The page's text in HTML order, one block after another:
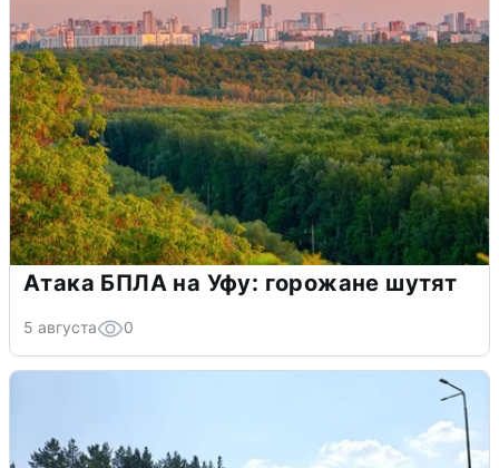
Атака БПЛА на Уфу: горожане шутят
5 августа 0